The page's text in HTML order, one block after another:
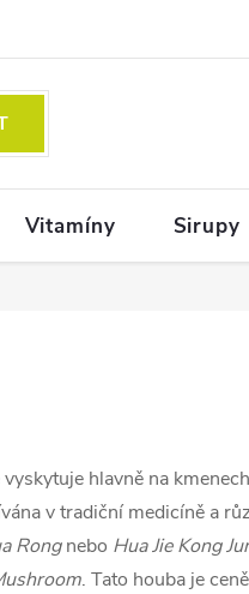
Vitamíny Sirupy
hlavně na
v tradiční medicíně a
Rongnebo Hua Jie Kong
. Tato houba je